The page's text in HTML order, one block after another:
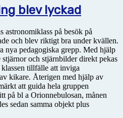
blev lyckad
astronomiklass på besök på
och blev riktigt bra under kvällen.
nya pedagogiska grepp. Med hjälp
och stjärnbilder direkt pekas
tillfälle att inviga
kikare. Återigen med hjälp av
att guida hela gruppen
på bl a Orionnebulosan, månen
sedan samma objekt plus